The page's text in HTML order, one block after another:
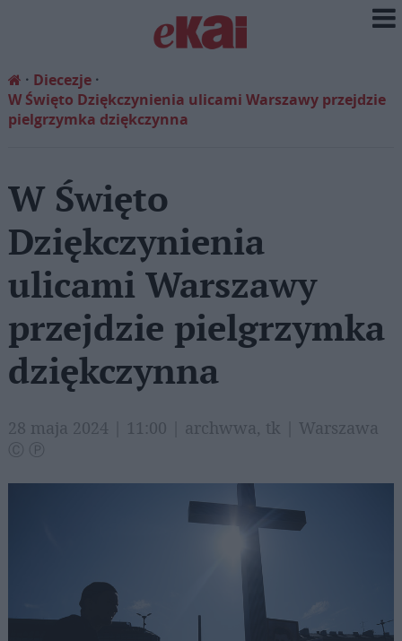
Diecezje
W Święto Dziękczynienia ulicami Warszawy przejdzie
pielgrzymka dziękczynna
W Święto
Dziękczynienia
ulicami Warszawy
przejdzie pielgrzymka
dziękczynna
28 maja 2024 | 11:00 | archwwa, tk | Warszawa
Ⓒ Ⓟ